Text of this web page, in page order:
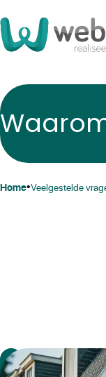
home• veelgestelde